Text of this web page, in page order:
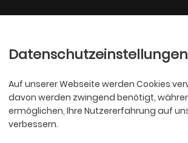
Datenschutzeinstellungen
Auf unserer Webseite werden Cookies
davon werden zwingend benötigt,
ermöglichen, Ihre Nutzererfahrung auf
verbessern.